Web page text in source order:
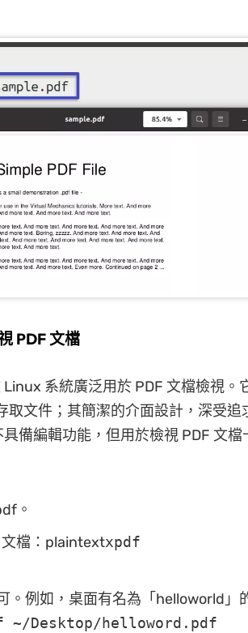
PDF 文檔
系統廣泛用於 PDF 文檔檢視。
文件；其簡潔的介面設計，深受追
備編輯功能，但用於檢視 PDF 文檔
。
文檔：plaintextxpdf
。例如，桌面有名為「helloworld」
~/Desktop/helloword.pdf